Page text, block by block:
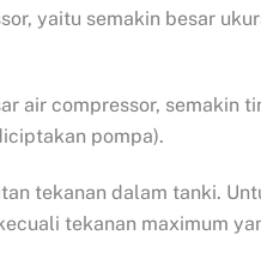
yaitu semakin besar
air compressor, semakin
pompa).
tekanan dalam tanki.
tekanan maximum